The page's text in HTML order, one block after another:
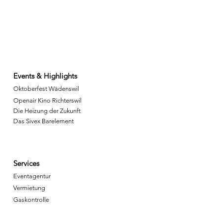
Events & Highlights
Oktoberfest Wädenswil
Openair Kino Richterswil
Die Heizung der Zukunft
Das Sivex Barelement
Services
Eventagentur
Vermietung
Gaskontrolle